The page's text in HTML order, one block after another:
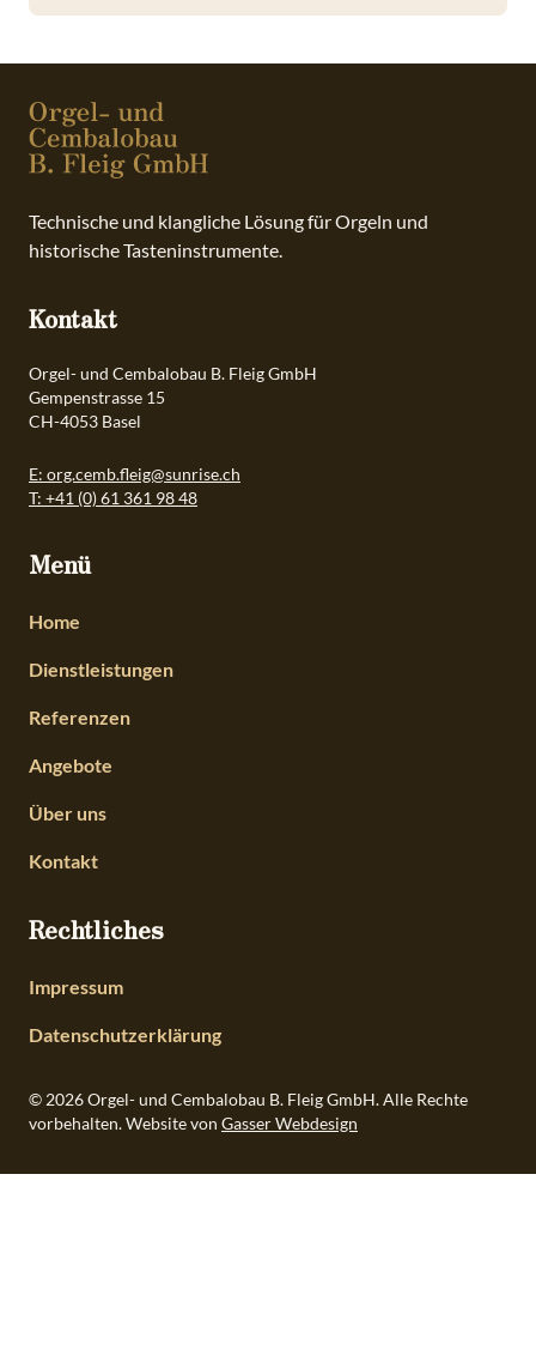
Technische und klangliche Lösung für Orgeln und
historische Tasteninstrumente.
Kontakt
Orgel- und Cembalobau B. Fleig GmbH
Gempenstrasse 15
CH-4053 Basel
E: org.cemb.fleig@sunrise.ch
T: +41 (0) 61 361 98 48
Menü
Home
Dienstleistungen
Referenzen
Angebote
Über uns
Kontakt
Rechtliches
Impressum
Datenschutzerklärung
© 2026 Orgel- und Cembalobau B. Fleig GmbH. Alle Rechte
vorbehalten.Website von Gasser Webdesign